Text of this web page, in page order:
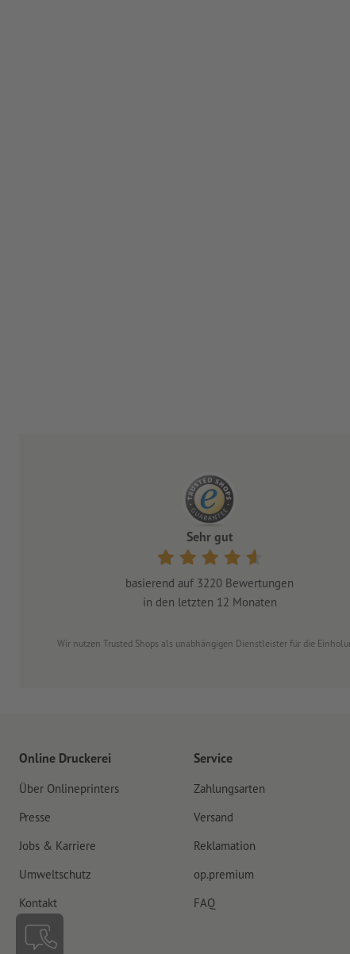
Sehr gut
basierend auf 3220 Bewertungen
in den letzten 12 Monaten
Wir nutzen Trusted Shops als unabhängigen Dienstleister für die
Online Druckerei
Über Onlineprinters
Presse
Jobs & Karriere
Umweltschutz
Kontakt
Service
Zahlungsarten
Versand
Reklamation
op.premium
FAQ